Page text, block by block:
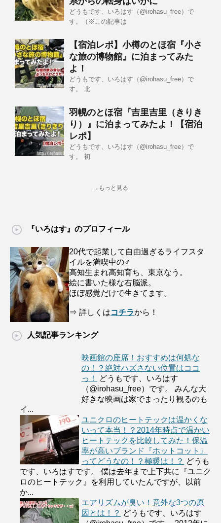
どうもです、いろはす（@irohasu_free）で
す。（※この記事は
【宿泊レポ】小樽のとほ宿『小さ
な旅の博物館』に泊まってみた
よ！
どうもです、いろはす（@irohasu_free）で
す。 北
羽幌のとほ宿『吉里吉里（きりき
り）』に泊まってみたよ！【宿泊
レポ】
どうもです、いろはす（@irohasu_free）で
す。 初
→もっと見る
『いろはす』のプロフィール
20代で起業して自由過ぎるライフスタ
イルを満喫中の♂
高知生まれ高知育ち、東京なう。
絵に書いた様な右脳派。
ほぼ感覚だけで生きてます。
⇒ 詳しくはコチラから！
人気記事ランキング
映画館の座席！おすすめは何処な
の！？絶対ハズさない位置はココ
っ！
どうもです、いろはす
（@irohasu_free）です。 みんな大
好きな映画は家でまったり観るのも
イ...
ユニクロのヒートテックは温かくな
いって本当！？2014年時点で温かい
ヒートテックを比較してみた！保温
率が高いブランド『ホットコット』
ってどうなの！？極暖は！？ どうも
です、いろはすです。 僕は去年まで上下共に『ユニク
ロのヒートテック』を利用していたんですが、以前
か...
エアリズムが臭い！意外な3つの原
因とは！？ どうもです、いろはす